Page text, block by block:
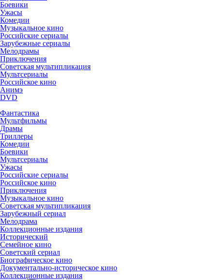
Боевики
Ужасы
Комедии
Музыкальное кино
Российские сериалы
Зарубежные сериалы
Мелодрамы
Приключения
Советская мультипликация
Мультсериалы
Российское кино
Анимэ
DVD
Фантастика
Мультфильмы
Драмы
Триллеры
Комедии
Боевики
Мультсериалы
Ужасы
Российские сериалы
Российское кино
Приключения
Музыкальное кино
Советская мультипликация
Зарубежный сериал
Мелодрама
Коллекционные издания
Исторический
Семейное кино
Советский сериал
Биографическое кино
Документально-историческое кино
Коллекционные издания